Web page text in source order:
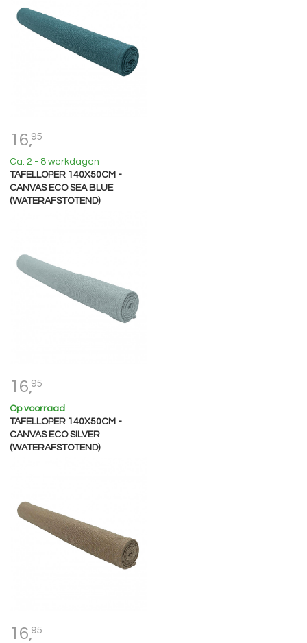
16,95
Ca. 2 - 8 werkdagen
TAFELLOPER 140X50CM -
CANVAS ECO SEA BLUE
(WATERAFSTOTEND)
16,95
Op voorraad
TAFELLOPER 140X50CM -
CANVAS ECO SILVER
(WATERAFSTOTEND)
16,95